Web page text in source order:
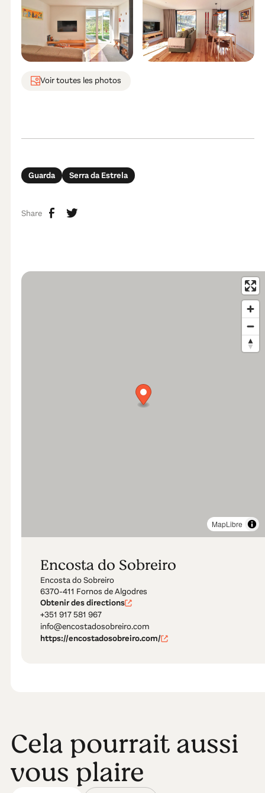
Voir toutes les photos
Guarda Serra da Estrela
Share
Encosta do Sobreiro
Encosta do Sobreiro
6370-411 Fornos de Algodres
Obtenir des directions
+351 917 581 967
info@encostadosobreiro.com
https://encostadosobreiro.com/
MapLibre
Cela pourrait aussi
vous plaire